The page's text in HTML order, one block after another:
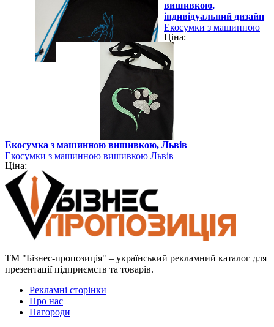
вишивкою,
індивідуальний дизайн
Екосумки з машинною
вишивкою Львів
Ціна:
Перегляд
Екосумка з машинною вишивкою, Львів
Екосумки з машинною вишивкою Львів
Ціна:
ТМ "Бізнес-пропозиція" – український рекламний каталог для
презентації підприємств та товарів.
Рекламні сторінки
Про нас
Нагороди